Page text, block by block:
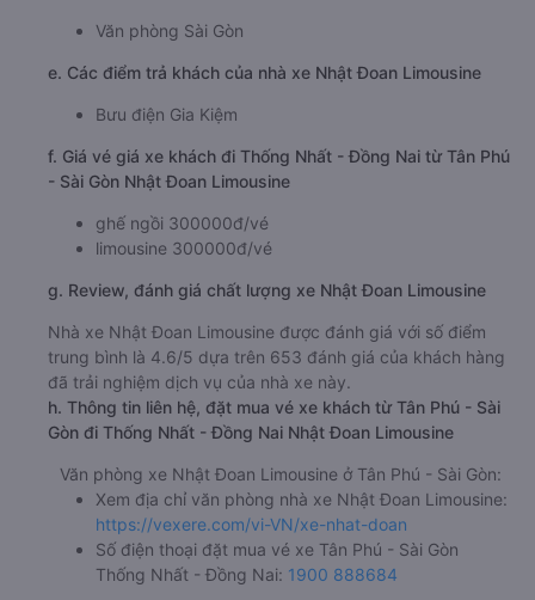
Văn phòng Sài Gòn
e. Các điểm trả khách của nhà xe Nhật Đoan Limousine
Bưu điện Gia Kiệm
f. Giá vé giá xe khách đi Thống Nhất - Đồng Nai từ Tân Phú
- Sài Gòn Nhật Đoan Limousine
ghế ngồi 300000đ/vé
limousine 300000đ/vé
g. Review, đánh giá chất lượng xe Nhật Đoan Limousine
Nhà xe Nhật Đoan Limousine được đánh giá với số điểm
trung bình là 4.6/5 dựa trên 653 đánh giá của khách hàng
đã trải nghiệm dịch vụ của nhà xe này.
h. Thông tin liên hệ, đặt mua vé xe khách từ Tân Phú - Sài
Gòn đi Thống Nhất - Đồng Nai Nhật Đoan Limousine
Văn phòng xe Nhật Đoan Limousine ở Tân Phú - Sài Gòn:
Xem địa chỉ văn phòng nhà xe Nhật Đoan Limousine:
https://vexere.com/vi-VN/xe-nhat-doan
Số điện thoại đặt mua vé xe Tân Phú - Sài Gòn
Thống Nhất - Đồng Nai: 1900 888684